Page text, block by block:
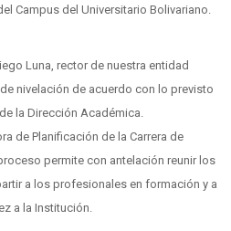
Campus del Universitario Bolivariano.
Luna, rector de nuestra entidad
nivelación de acuerdo con lo previsto
la Dirección Académica.
de Planificación de la Carrera de
permite con antelación reunir los
a los profesionales en formación y a
a la Institución.